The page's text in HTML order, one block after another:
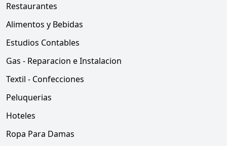
Restaurantes
Alimentos y Bebidas
Estudios Contables
Gas - Reparacion e Instalacion
Textil - Confecciones
Peluquerias
Hoteles
Ropa Para Damas